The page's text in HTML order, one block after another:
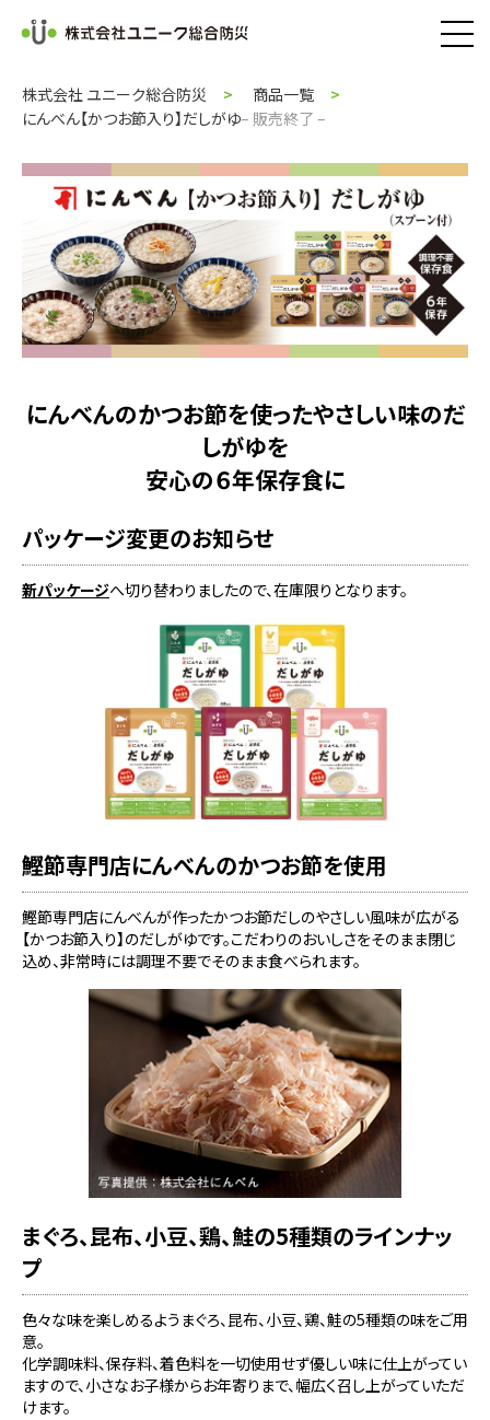
株式会社 ユニーク総合防災
商品一覧
にんべん【かつお節入り】だしがゆ– 販売終了 –
にんべんのかつお節を使ったやさしい味のだ
しがゆを
安心の６年保存食に
パッケージ変更のお知らせ
新パッケージへ切り替わりましたので、在庫限りとなります。
鰹節専門店にんべんのかつお節を使用
鰹節専門店にんべんが作ったかつお節だしのやさしい風味が広がる
【かつお節入り】のだしがゆです。こだわりのおいしさをそのまま閉じ
込め、非常時には調理不要でそのまま食べられます。
まぐろ、昆布、小豆、鶏、鮭の5種類のラインナッ
プ
色々な味を楽しめるようまぐろ、昆布、小豆、鶏、鮭の5種類の味をご用
意。
化学調味料、保存料、着色料を一切使用せず優しい味に仕上がってい
ますので、小さなお子様からお年寄りまで、幅広く召し上がっていただ
けます。